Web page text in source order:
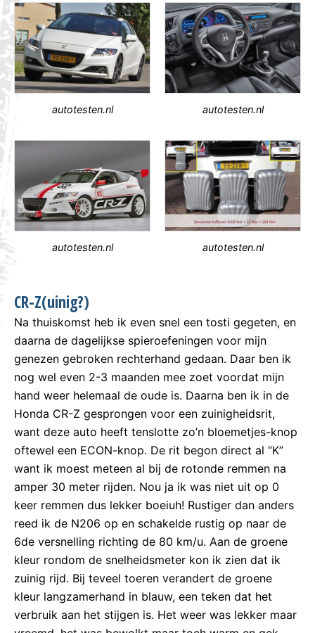
autotesten.nl autotesten.nl
autotesten.nl autotesten.nl
CR-Z(uinig?)
Na thuiskomst heb ik even snel een tosti gegeten, en
daarna de dagelijkse spieroefeningen voor mijn
genezen gebroken rechterhand gedaan. Daar ben ik
nog wel even 2-3 maanden mee zoet voordat mijn
hand weer helemaal de oude is. Daarna ben ik in de
Honda CR-Z gesprongen voor een zuinigheidsrit,
want deze auto heeft tenslotte zo’n bloemetjes-knop
oftewel een ECON-knop. De rit begon direct al “K”
want ik moest meteen al bij de rotonde remmen na
amper 30 meter rijden. Nou ja ik was niet uit op 0
keer remmen dus lekker boeiuh! Rustiger dan anders
reed ik de N206 op en schakelde rustig op naar de
6de versnelling richting de 80 km/u. Aan de groene
kleur rondom de snelheidsmeter kon ik zien dat ik
zuinig rijd. Bij teveel toeren verandert de groene
kleur langzamerhand in blauw, een teken dat het
verbruik aan het stijgen is. Het weer was lekker maar